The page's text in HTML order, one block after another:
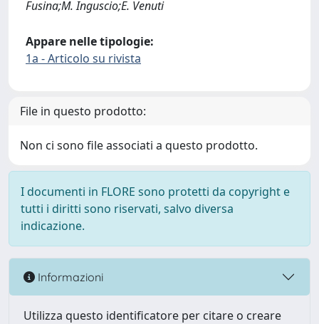
Fusina;M. Inguscio;E. Venuti
Appare nelle tipologie:
1a - Articolo su rivista
File in questo prodotto:
Non ci sono file associati a questo prodotto.
I documenti in FLORE sono protetti da copyright e
tutti i diritti sono riservati, salvo diversa
indicazione.
Informazioni
Utilizza questo identificatore per citare o creare